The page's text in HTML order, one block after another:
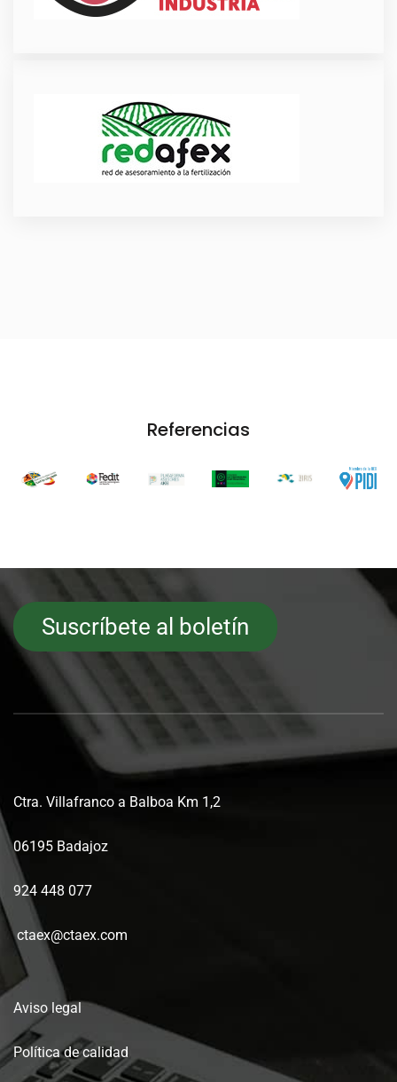
Referencias
Suscríbete al boletín
Ctra. Villafranco a Balboa Km 1,2
06195 Badajoz
924 448 077
ctaex@ctaex.com
Aviso legal
Política de calidad